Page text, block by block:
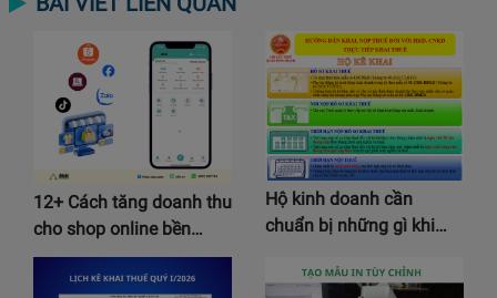
12+ Cách tăng doanh thu
cho shop online bền…
Hộ kinh doanh cần
chuẩn bị những gì khi…